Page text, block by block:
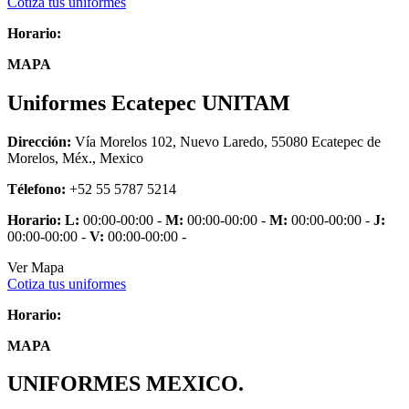
Horario:
MAPA
Uniformes Ecatepec UNITAM
Dirección: Vía Morelos 102, Nuevo Laredo, 55080 Ecatepec de
Morelos, Méx., Mexico
Télefono: +52 55 5787 5214
Horario: L: 00:00-00:00 - M: 00:00-00:00 - M: 00:00-00:00 - J:
00:00-00:00 - V: 00:00-00:00 -
Ver Mapa
Cotiza tus uniformes
Horario:
MAPA
UNIFORMES MEXICO.